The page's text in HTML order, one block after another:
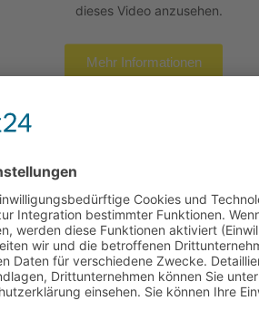
dieses Video anzusehen.
Mehr Informationen
Ansichten hatte, ruhig und
seinen Redebeitrag
sorgte. In diesem Video ab 9:45: